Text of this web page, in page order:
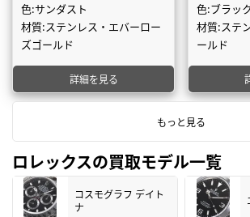
色:サンダスト
材質:ステンレス・エバーロー
ズゴールド
詳細を見る
色:ブラッ
材質:ステ
ールド
もっと見る
ロレックスの買取モデル一覧
コスモグラフ デイト
ナ